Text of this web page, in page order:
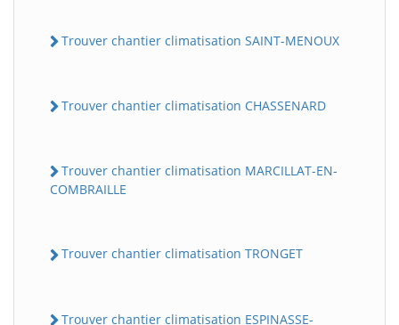
Trouver chantier climatisation SAINT-MENOUX
Trouver chantier climatisation CHASSENARD
Trouver chantier climatisation MARCILLAT-EN-
COMBRAILLE
Trouver chantier climatisation TRONGET
Trouver chantier climatisation ESPINASSE-